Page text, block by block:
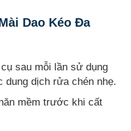
Dao Kéo Đa
sau mỗi lần sử dụng
dung dịch rửa chén nhẹ.
mềm trước khi cất